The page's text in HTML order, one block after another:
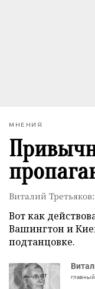
МНЕНИЯ
Виталий
Вот как
Вашингтон и
подтанцовке.
главный